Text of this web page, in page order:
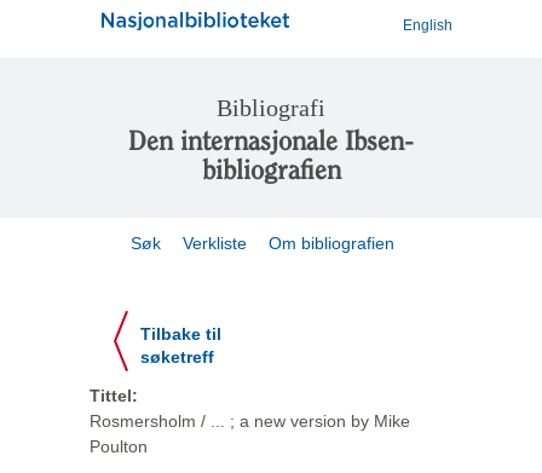
English
Bibliografi
Den internasjonale Ibsen-
bibliografien
Søk Verkliste Om bibliografien
Tilbake til
søketreff
Tittel:
Rosmersholm / ... ; a new version by Mike
Poulton